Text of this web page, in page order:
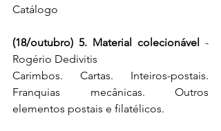
Catálogo
(18/outubro) 5. Material colecionável -
Rogério Dedivitis
Carimbos. Cartas. Inteiros-postais.
Franquias mecânicas. Outros
elementos postais e filatélicos.